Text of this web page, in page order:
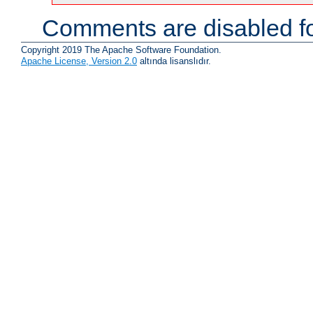
Comments are disabled
Copyright 2019 The Apache Software Foundation.
Apache License, Version 2.0 altında lisanslıdır.